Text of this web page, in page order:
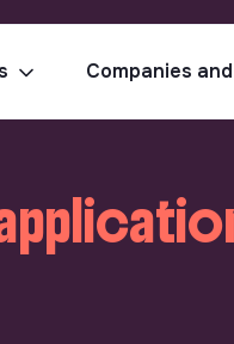
Companies